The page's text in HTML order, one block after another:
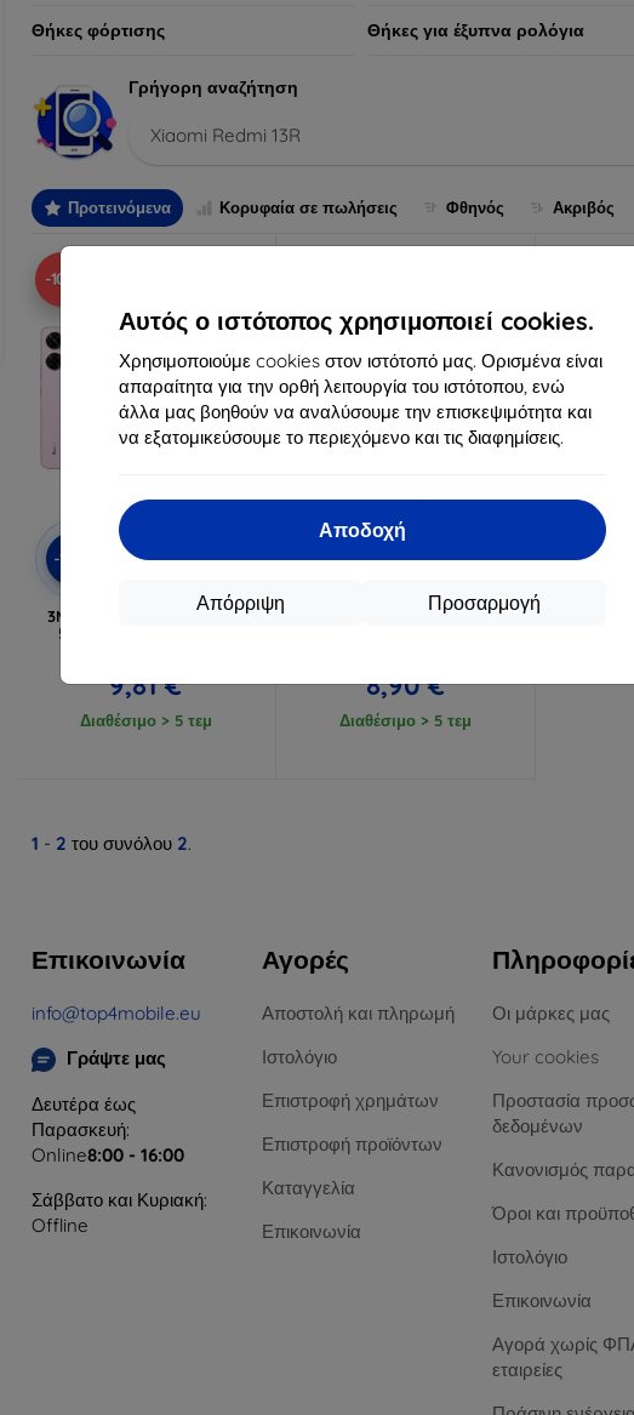
Αυτός ο ιστότοπος χρησιμοποιεί cookies.
Χρησιμοποιούμε cookies στον ιστότοπό μας. Ορισμένα είναι
απαραίτητα για την ορθή λειτουργία του ιστότοπου, ενώ
άλλα μας βοηθούν να αναλύσουμε την επισκεψιμότητα και
να εξατομικεύσουμε το περιεχόμενο και τις διαφημίσεις.
Αποδοχή
Προσαρμογή
Απόρριψη
Θήκες φόρτισης Θήκες για έξυπνα ρολόγια
Γρήγορη αναζήτηση
Xiaomi Redmi 13R
Προτεινόμενα Κορυφαία σε πωλήσεις Φθηνός Ακριβός
-10%
-10%
Έκπτωση
EXTRA10
3MK Matt Case Redmi 13R
5G/Redmi 13 4G μαύρο
9,81 €
Διαθέσιμο > 5 τεμ
-10%
Έκπτωση
με
EXTRA10
3MK Clear Case Redmi 13R
8,90 €
Διαθέσιμο > 5 τεμ
1 - 2 του συνόλου 2.
Επικοινωνία
info@top4mobile.eu
Γράψτε μας
Δευτέρα έως
Παρασκευή:
Online8:00 - 16:00
Σάββατο και Κυριακή:
Offline
Αγορές
Αποστολή και πληρωμή
Ιστολόγιο
Επιστροφή χρημάτων
Επιστροφή προϊόντων
Καταγγελία
Επικοινωνία
Οι μάρκες μας
Your cookies
Προστασία
δεδομένων
Κανονισμός
Όροι και
Ιστολόγιο
Επικοινωνία
Αγορά χωρίς
εταιρείες